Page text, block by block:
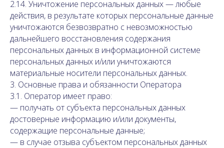
2.14. Уничтожение персональных данных — любые
действия, в результате которых персональные данные
уничтожаются безвозвратно с невозможностью
дальнейшего восстановления содержания
персональных данных в информационной системе
персональных данных и/или уничтожаются
материальные носители персональных данных.
3. Основные права и обязанности Оператора
3.1. Оператор имеет право:
— получать от субъекта персональных данных
достоверные информацию и/или документы,
содержащие персональные данные;
— в случае отзыва субъектом персональных данных